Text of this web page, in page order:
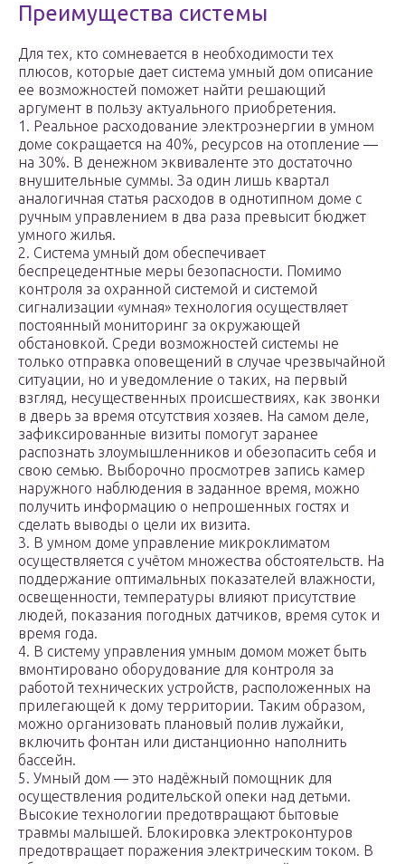
Преимущества системы
Для тех, кто сомневается в необходимости тех
плюсов, которые дает система умный дом описание
ее возможностей поможет найти решающий
аргумент в пользу актуального приобретения.
1. Реальное расходование электроэнергии в умном
доме сокращается на 40%, ресурсов на отопление —
на 30%. В денежном эквиваленте это достаточно
внушительные суммы. За один лишь квартал
аналогичная статья расходов в однотипном доме с
ручным управлением в два раза превысит бюджет
умного жилья.
2. Система умный дом обеспечивает
беспрецедентные меры безопасности. Помимо
контроля за охранной системой и системой
сигнализации «умная» технология осуществляет
постоянный мониторинг за окружающей
обстановкой. Среди возможностей системы не
только отправка оповещений в случае чрезвычайной
ситуации, но и уведомление о таких, на первый
взгляд, несущественных происшествиях, как звонки
в дверь за время отсутствия хозяев. На самом деле,
зафиксированные визиты помогут заранее
распознать злоумышленников и обезопасить себя и
свою семью. Выборочно просмотрев запись камер
наружного наблюдения в заданное время, можно
получить информацию о непрошенных гостях и
сделать выводы о цели их визита.
3. В умном доме управление микроклиматом
осуществляется с учётом множества обстоятельств. На
поддержание оптимальных показателей влажности,
освещенности, температуры влияют присутствие
людей, показания погодных датчиков, время суток и
время года.
4. В систему управления умным домом может быть
вмонтировано оборудование для контроля за
работой технических устройств, расположенных на
прилегающей к дому территории. Таким образом,
можно организовать плановый полив лужайки,
включить фонтан или дистанционно наполнить
бассейн.
5. Умный дом — это надёжный помощник для
осуществления родительской опеки над детьми.
Высокие технологии предотвращают бытовые
травмы малышей. Блокировка электроконтуров
предотвращает поражения электрическим током. В